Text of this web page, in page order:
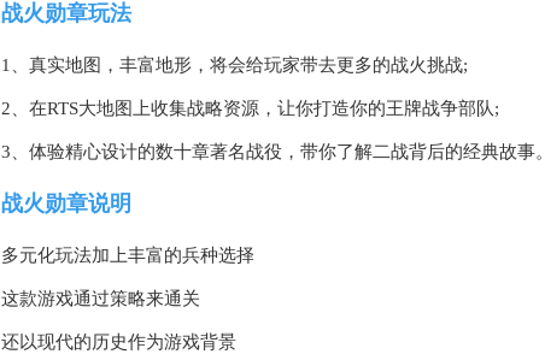
战火勋章玩法
1、真实地图，丰富地形，将会给玩家带去更多的战火挑战;
2、在RTS大地图上收集战略资源，让你打造你的王牌战争部队;
3、体验精心设计的数十章著名战役，带你了解二战背后的经典故事。
战火勋章说明
多元化玩法加上丰富的兵种选择
这款游戏通过策略来通关
还以现代的历史作为游戏背景